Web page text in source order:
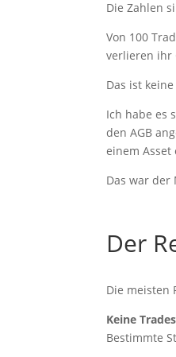
Die Zahlen
Von 100
verlieren ihr
Das ist
Ich habe es
den AGB
einem
Das war der
Der
Die meisten
Keine
Bestimmte